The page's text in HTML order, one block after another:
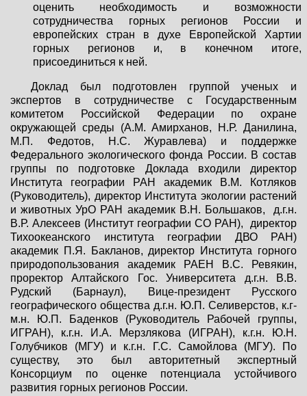
оценить необходимость и возможности
сотрудничества горных регионов России и
европейских стран в духе Европейской Хартии
горных регионов и, в конечном итоге,
присоединиться к ней.
Доклад был подготовлен группой ученых и
экспертов в сотрудничестве с Государственным
комитетом Российской Федерации по охране
окружающей среды (А.М. Амирханов, Н.Р. Данилина,
М.П. Федотов, Н.С. Журавлева) и поддержке
Федерального экологического фонда России. В состав
группы по подготовке Доклада входили директор
Института географии РАН академик В.М. Котляков
(Руководитель), директор Института экологии растений
и животных УрО РАН академик В.Н. Большаков, д.г.н.
В.Р. Алексеев (Институт географии СО РАН), директор
Тихоокеанского института географии ДВО РАН)
академик П.Я. Бакланов, директор Института горного
природопользования академик РАЕН В.С. Ревякин,
проректор Алтайского Гос. Университета д.г.н. В.В.
Рудский (Барнаул), Вице-президент Русского
географического общества д.г.н. Ю.П. Селиверстов, к.г-
м.н. Ю.П. Баденков (Руководитель Рабочей группы,
ИГРАН), к.г.н. И.А. Мерзлякова (ИГРАН), к.г.н. Ю.Н.
Голубчиков (МГУ) и к.г.н. Г.С. Самойлова (МГУ). По
существу, это был авторитетный экспертный
Консорциум по оценке потенциала устойчивого
развития горных регионов России.